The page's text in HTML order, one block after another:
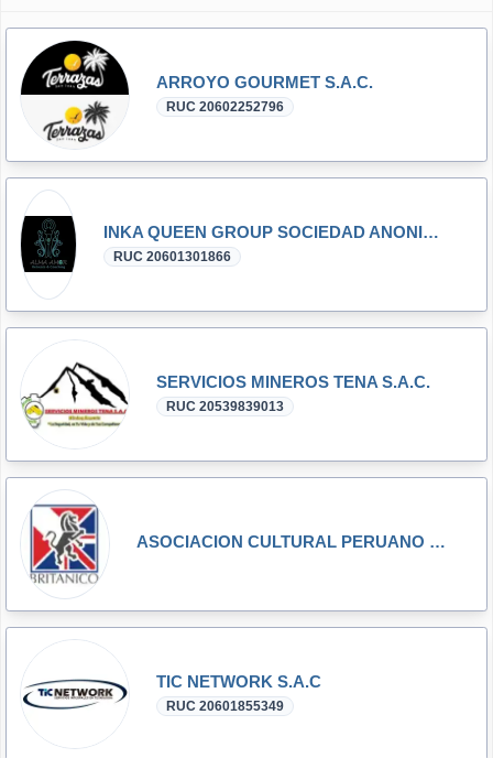
ARROYO GOURMET S.A.C.
RUC 20602252796
INKA QUEEN GROUP SOCIEDAD ANONIMA CERRADA - INKA QUEEN GROUP S.A.C.
RUC 20601301866
SERVICIOS MINEROS TENA S.A.C.
RUC 20539839013
ASOCIACION CULTURAL PERUANO BRITANICA
TIC NETWORK S.A.C
RUC 20601855349